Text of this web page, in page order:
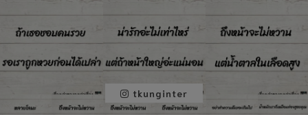
tkunginter